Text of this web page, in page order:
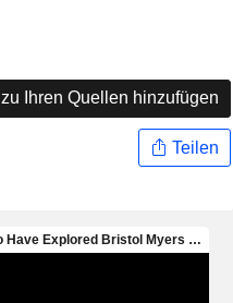
Ihren Quellen hinzufügen
Teilen